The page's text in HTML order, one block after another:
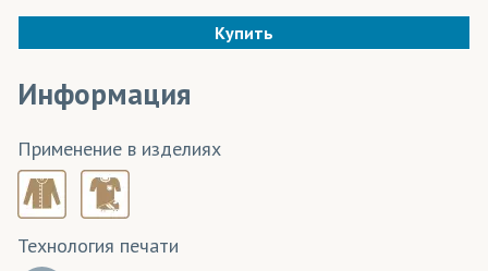
Купить
Информация
Применение в изделиях
Технология печати